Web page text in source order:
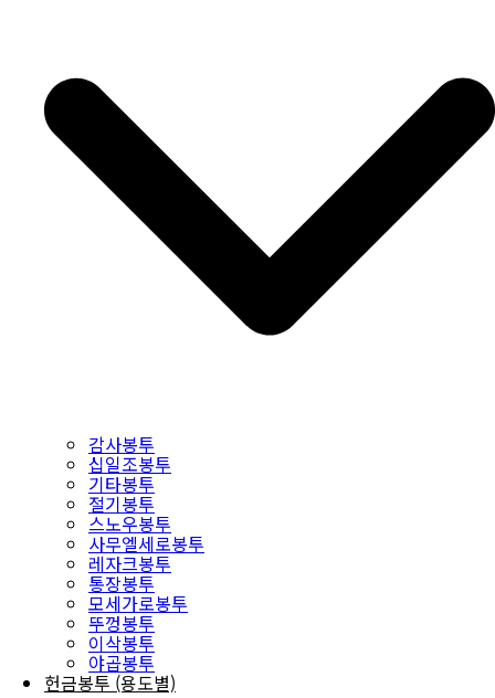
감사봉투
십일조봉투
기타봉투
절기봉투
스노우봉투
사무엘세로봉투
레자크봉투
통장봉투
모세가로봉투
뚜껑봉투
이삭봉투
야곱봉투
헌금봉투 (용도별)